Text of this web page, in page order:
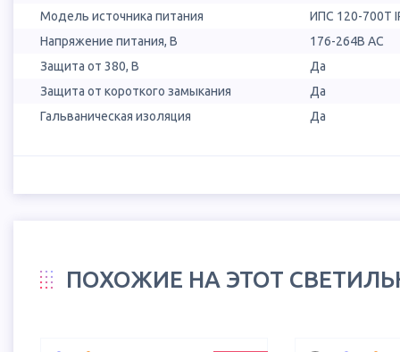
Модель источника питания
ИПС 120-700Т
Напряжение питания, В
176-264В AC
Защита от 380, В
Да
Защита от короткого замыкания
Да
Гальваническая изоляция
Да
ПОХОЖИЕ НА ЭТОТ